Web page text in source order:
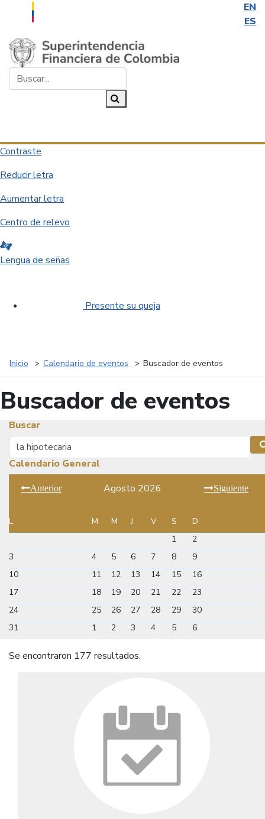
EN
ES
Saltar al contenido principal
Contraste
Reducir letra
Aumentar letra
Centro de relevo
Lengua de señas
Presente su queja
Inicio Calendario de eventos Buscador de eventos
Buscador de eventos
Buscar
Buscar
Calendario General
Anterior Agosto 2026 Siguiente
L M M J V S
D
1
2
3
4 5 6 7 8
9
10
11 12 13 14 15
16
17
18 19 20 21 22
23
24
25 26 27 28 29
30
31
1 2 3 4 5 6
Se encontraron 177 resultados.